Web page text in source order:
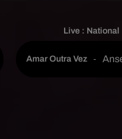
Live : National
Amar Outra Vez -